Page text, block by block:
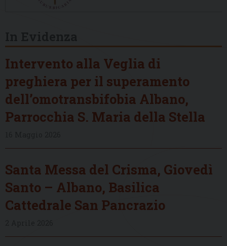
Intervento alla Veglia di
preghiera per il superamento
dell’omotransbifobia Albano,
Parrocchia S. Maria della Stella
Santa Messa del Crisma, Giovedì
Santo – Albano, Basilica
Cattedrale San Pancrazio